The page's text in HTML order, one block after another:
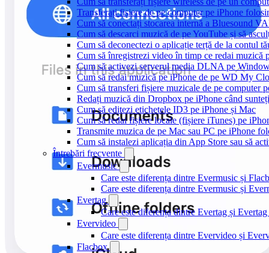
Transferați fișiere de pe computer pe iPhone
Cum să conectați stocarea internă a Bluesound
Cum să descarci muzică de pe YouTube și să
Cum să deconectezi o aplicație terță de la contul
Cum să înregistrezi video în timp ce redai muzică
Cum să activezi serverul media DLNA pe
Cum să redai muzică pe iPhone de pe WD My
Cum să transferi fișiere muzicale de pe computer
Redați muzică din Dropbox pe iPhone când
Cum să editezi etichetele ID3 pe iPhone și Mac
Cum să redai fișiere locale (fișiere iTunes) pe
Transmite muzica de pe Mac sau PC pe iPhone
Cum să instalezi aplicația din App Store sau să
Întrebări frecvente
Evermusic
Care este diferența dintre Evermusic și
Care este diferența dintre Evermusic și
Evertag
Care este diferența dintre Evertag și
Evervideo
Care este diferența dintre Evervideo și
Flacbox